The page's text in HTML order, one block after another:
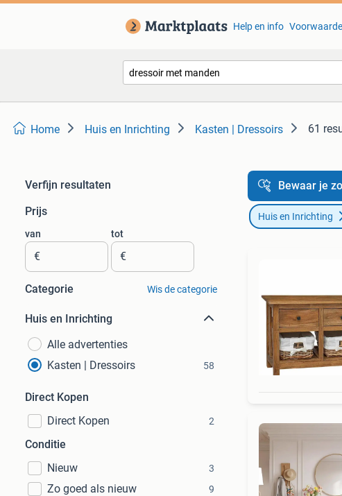
Help en info
Home Huis en Inrichting Kasten | Dressoirs 61
Verfijn resultaten
Prijs
van
€
tot
€
Categorie Wis de categorie
Huis en Inrichting
Alle advertenties
Kasten | Dressoirs
58
Direct Kopen
Direct Kopen
2
Conditie
Nieuw
3
Zo goed als nieuw 9
Bewaar je
Huis en Inrichting